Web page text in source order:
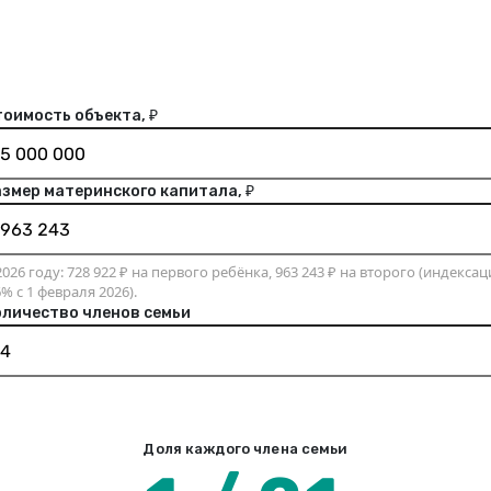
объекта, ₽
материнского капитала, ₽
году: 728 922 ₽ на первого ребёнка, 963 243 ₽ на второго
с 1 февраля 2026).
членов семьи
Доля каждого члена семьи